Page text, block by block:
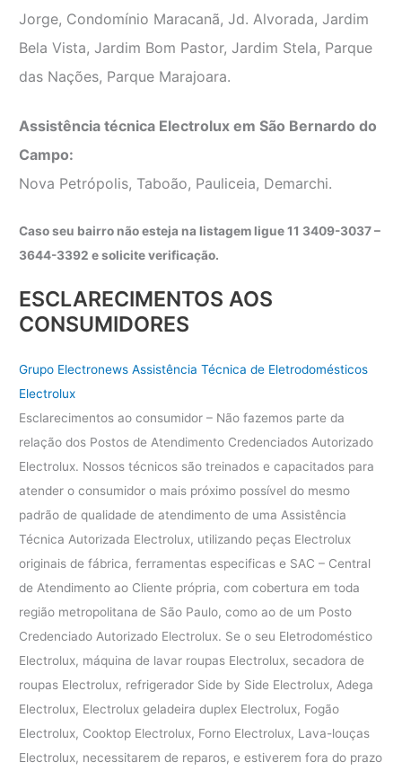
Jorge, Condomínio Maracanã, Jd. Alvorada, Jardim
Bela Vista, Jardim Bom Pastor, Jardim Stela, Parque
das Nações, Parque Marajoara.
Assistência técnica Electrolux em São Bernardo do
Campo:
Nova Petrópolis, Taboão, Pauliceia, Demarchi.
Caso seu bairro não esteja na listagem ligue 11 3409-3037 –
3644-3392 e solicite verificação.
ESCLARECIMENTOS AOS
CONSUMIDORES
Grupo Electronews Assistência Técnica de Eletrodomésticos
Electrolux
Esclarecimentos ao consumidor – Não fazemos parte da
relação dos Postos de Atendimento Credenciados Autorizado
Electrolux. Nossos técnicos são treinados e capacitados para
atender o consumidor o mais próximo possível do mesmo
padrão de qualidade de atendimento de uma Assistência
Técnica Autorizada Electrolux, utilizando peças Electrolux
originais de fábrica, ferramentas especificas e SAC – Central
de Atendimento ao Cliente própria, com cobertura em toda
região metropolitana de São Paulo, como ao de um Posto
Credenciado Autorizado Electrolux. Se o seu Eletrodoméstico
Electrolux, máquina de lavar roupas Electrolux, secadora de
roupas Electrolux, refrigerador Side by Side Electrolux, Adega
Electrolux, Electrolux geladeira duplex Electrolux, Fogão
Electrolux, Cooktop Electrolux, Forno Electrolux, Lava-louças
Electrolux, necessitarem de reparos, e estiverem fora do prazo